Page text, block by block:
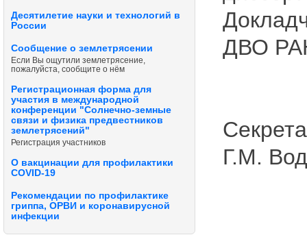
Десятилетие науки и технологий в
России
Сообщение о землетрясении
Если Вы ощутили землетрясение,
пожалуйста, сообщите о нём
Регистрационная форма для
участия в международной
конференции "Солнечно-земные
связи и физика предвестников
землетрясений"
Регистрация участников
О вакцинации для профилактики
COVID-19
Рекомендации по профилактике
гриппа, ОРВИ и коронавирусной
инфекции
ДВО
Г.М.